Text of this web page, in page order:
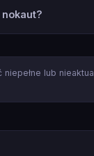
nokaut?
lub